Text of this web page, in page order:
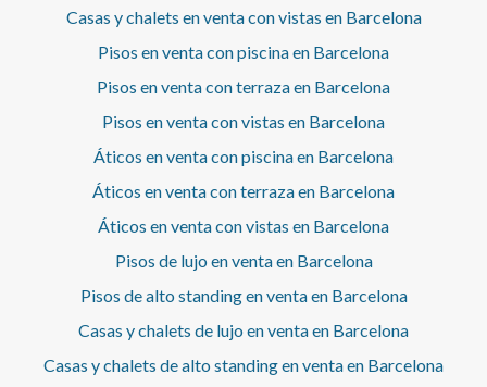
Contáctanos para más información. *Informamos que la
realidad del mobiliario puede no coincidir totalmente con
las fotos del anuncio. Recomendamos realizar una visita
en persona.* En cumplimiento de la Ley 12/2023 y la Ley
18/2007 informamos que:Índice de R.P.LL: 14,27 € / m2
Precio de referencia estatal 1.585,00 €Renta del último
no ostenta la condición de gran tenedor.
Casas y chalets en venta con vistas en Barcelona
Pisos en venta con piscina en Barcelona
Pisos en venta con terraza en Barcelona
Pisos en venta con vistas en Barcelona
Áticos en venta con piscina en Barcelona
Áticos en venta con terraza en Barcelona
Áticos en venta con vistas en Barcelona
Pisos de lujo en venta en Barcelona
Pisos de alto standing en venta en Barcelona
Casas y chalets de lujo en venta en Barcelona
Casas y chalets de alto standing en venta en Barcelona